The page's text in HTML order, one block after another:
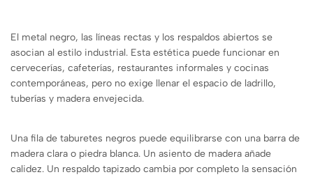
El metal negro, las líneas rectas y los respaldos abiertos se
asocian al estilo industrial. Esta estética puede funcionar en
cervecerías, cafeterías, restaurantes informales y cocinas
contemporáneas, pero no exige llenar el espacio de ladrillo,
tuberías y madera envejecida.
Una fila de taburetes negros puede equilibrarse con una barra de
madera clara o piedra blanca. Un asiento de madera añade
calidez. Un respaldo tapizado cambia por completo la sensación